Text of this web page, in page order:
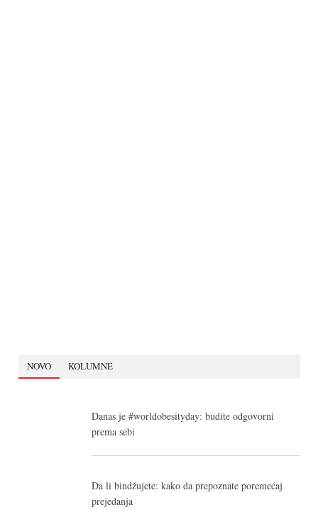
NOVO KOLUMNE
Danas je #worldobesityday: budite odgovorni
prema sebi
Da li bindžujete: kako da prepoznate poremećaj
prejedanja